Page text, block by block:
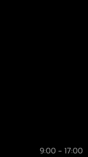
9:00 - 17:00